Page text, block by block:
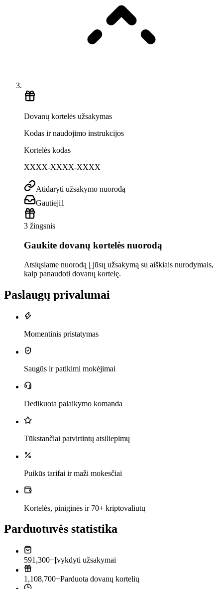
Dovanų kortelės užsakymas
Kodas ir naudojimo instrukcijos
Kortelės kodas
XXXX-XXXX-XXXX
Atidaryti užsakymo nuorodą
Gautieji1
3 žingsnis
Gaukite dovanų kortelės nuorodą
Atsiųsiame nuorodą į jūsų užsakymą su aiškiais nurodymais,
kaip panaudoti dovanų kortelę.
Paslaugų privalumai
Momentinis pristatymas
Saugūs ir patikimi mokėjimai
Dedikuota palaikymo komanda
Tūkstančiai patvirtintų atsiliepimų
Puikūs tarifai ir maži mokesčiai
Kortelės, piniginės ir 70+ kriptovaliutų
Parduotuvės statistika
591,300+Įvykdyti užsakymai
1,108,700+Parduota dovanų kortelių